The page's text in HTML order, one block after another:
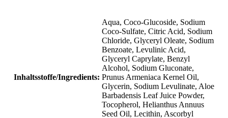
Inhaltsstoffe/Ingredients:
Aqua, Coco-Glucoside, Sodium
Coco-Sulfate, Citric Acid, Sodium
Chloride, Glyceryl Oleate, Sodium
Benzoate, Levulinic Acid,
Glyceryl Caprylate, Benzyl
Alcohol, Sodium Gluconate,
Prunus Armeniaca Kernel Oil,
Glycerin, Sodium Levulinate, Aloe
Barbadensis Leaf Juice Powder,
Tocopherol, Helianthus Annuus
Seed Oil, Lecithin, Ascorbyl